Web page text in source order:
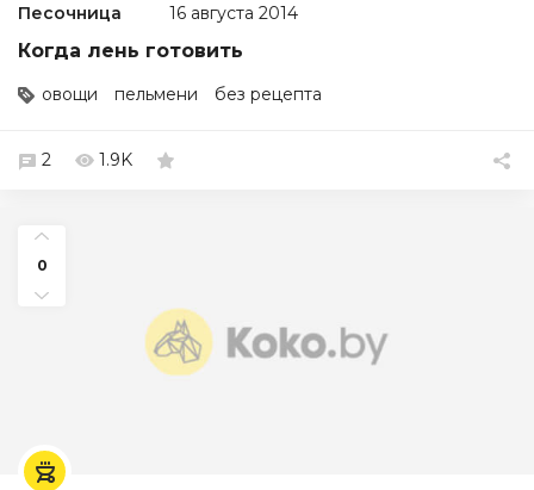
Песочница 16 августа 2014
Когда лень готовить
овощи пельмени без рецепта
2 1.9K
0